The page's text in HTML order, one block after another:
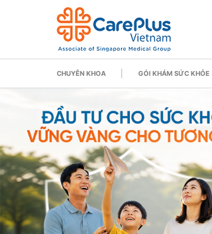
CHUYÊN KHOA GÓI KHÁM SỨC KHỎE